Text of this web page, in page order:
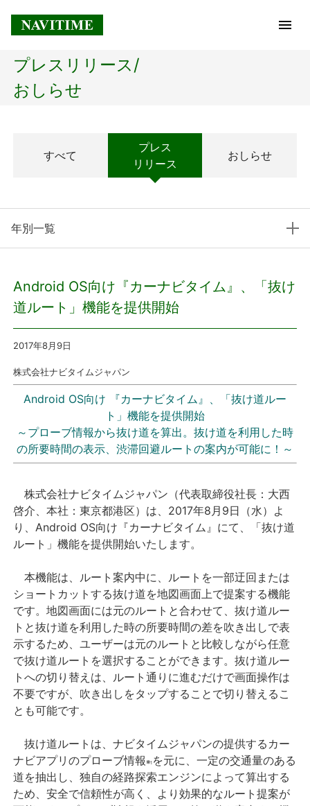
トップページ
経営理念
プレスリリース
プレスリリース
おしらせ
個人向けサービス
採用情報
プレスリリース/
おしらせ
すべて
プレス
リリース
おしらせ
年別一覧
Android OS向け『カーナビタイム』、「抜け
道ルート」機能を提供開始
2017年8月9日
株式会社ナビタイムジャパン
Android OS向け 『カーナビタイム』、「抜け道ルー
ト」機能を提供開始
～プローブ情報から抜け道を算出。抜け道を利用した時
の所要時間の表示、渋滞回避ルートの案内が可能に！～
株式会社ナビタイムジャパン（代表取締役社長：大西
啓介、本社：東京都港区）は、2017年8月9日（水）よ
り、Android OS向け『カーナビタイム』にて、「抜け道
ルート」機能を提供開始いたします。
本機能は、ルート案内中に、ルートを一部迂回または
ショートカットする抜け道を地図画面上で提案する機能
です。地図画面には元のルートと合わせて、抜け道ルー
トと抜け道を利用した時の所要時間の差を吹き出しで表
示するため、ユーザーは元のルートと比較しながら任意
で抜け道ルートを選択することができます。抜け道ルー
トへの切り替えは、ルート通りに進むだけで画面操作は
不要ですが、吹き出しをタップすることで切り替えるこ
とも可能です。
抜け道ルートは、ナビタイムジャパンの提供するカー
ナビアプリのプローブ情報※1 を元に、一定の交通量のある
道を抽出し、独自の経路探索エンジンによって算出する
ため、安全で信頼性が高く、より効果的なルート提案が